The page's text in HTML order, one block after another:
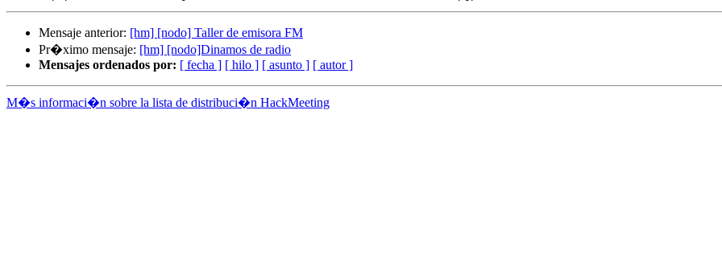
Mensaje anterior: [hm] [nodo] Taller de emisora FM
Pr�ximo mensaje: [hm] [nodo]Dinamos de radio
Mensajes ordenados por: [ fecha ] [ hilo ] [ asunto ] [ autor ]
M�s informaci�n sobre la lista de distribuci�n HackMeeting